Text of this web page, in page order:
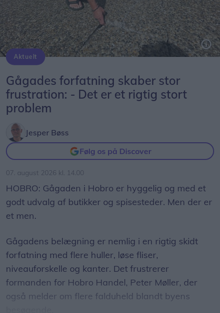
Aktuelt
Gågades forfatning skaber stor
frustration: - Det er et rigtig stort
problem
Jesper Bøss
Følg os på Discover
07. august 2026 kl. 14.00
HOBRO: Gågaden i Hobro er hyggelig og med et
godt udvalg af butikker og spisesteder. Men der er
et men.
Gågadens belægning er nemlig i en rigtig skidt
forfatning med flere huller, løse fliser,
niveauforskelle og kanter. Det frustrerer
formanden for Hobro Handel, Peter Møller, der
også melder om flere falduheld blandt byens